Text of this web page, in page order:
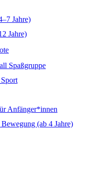
Jahre)
Jahre)
Spaßgruppe
Anfänger*innen
(ab 4 Jahre)